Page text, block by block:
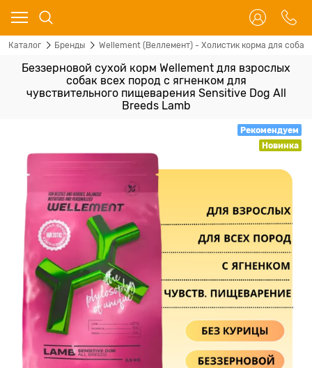
Каталог Бренды Wellement (Веллемент) - Холистик корма для собак
Беззерновой сухой корм Wellement для взрослых
собак всех пород с ягненком для
чувствительного пищеварения Sensitive Dog All
Breeds Lamb
Рекомендуем
Новинка